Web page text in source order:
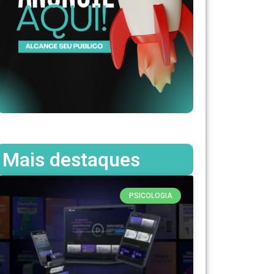
Mais destaques
PSICOLOGIA